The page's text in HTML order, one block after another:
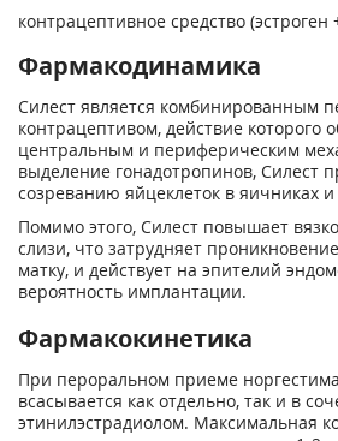
контрацептивное средство (эстроген
Фармакодинамика
Силест является комбинированным
контрацептивом, действие которого
центральным и периферическим
выделение гонадотропинов, Силест
созреванию яйцеклеток в яичниках
Помимо этого, Силест повышает
слизи, что затрудняет
матку, и действует на эпителий
вероятность имплантации.
Фармакокинетика
При пероральном приеме
всасывается как отдельно, так и в
этинилэстрадиолом. Максимальная